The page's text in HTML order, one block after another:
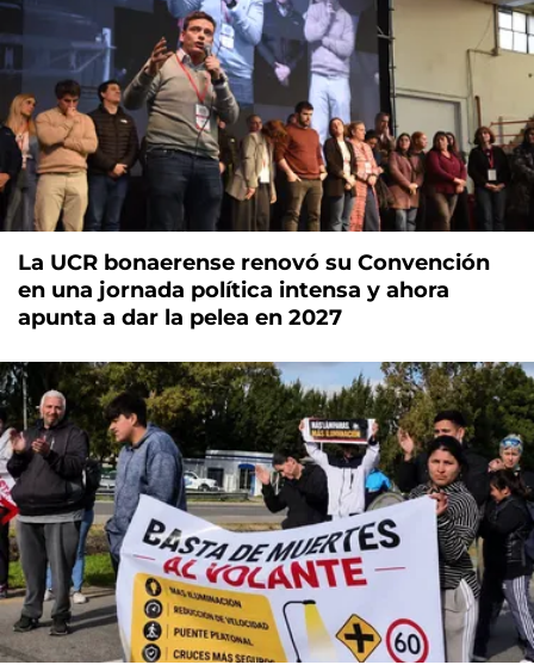
La UCR bonaerense renovó su Convención
en una jornada política intensa y ahora
apunta a dar la pelea en 2027